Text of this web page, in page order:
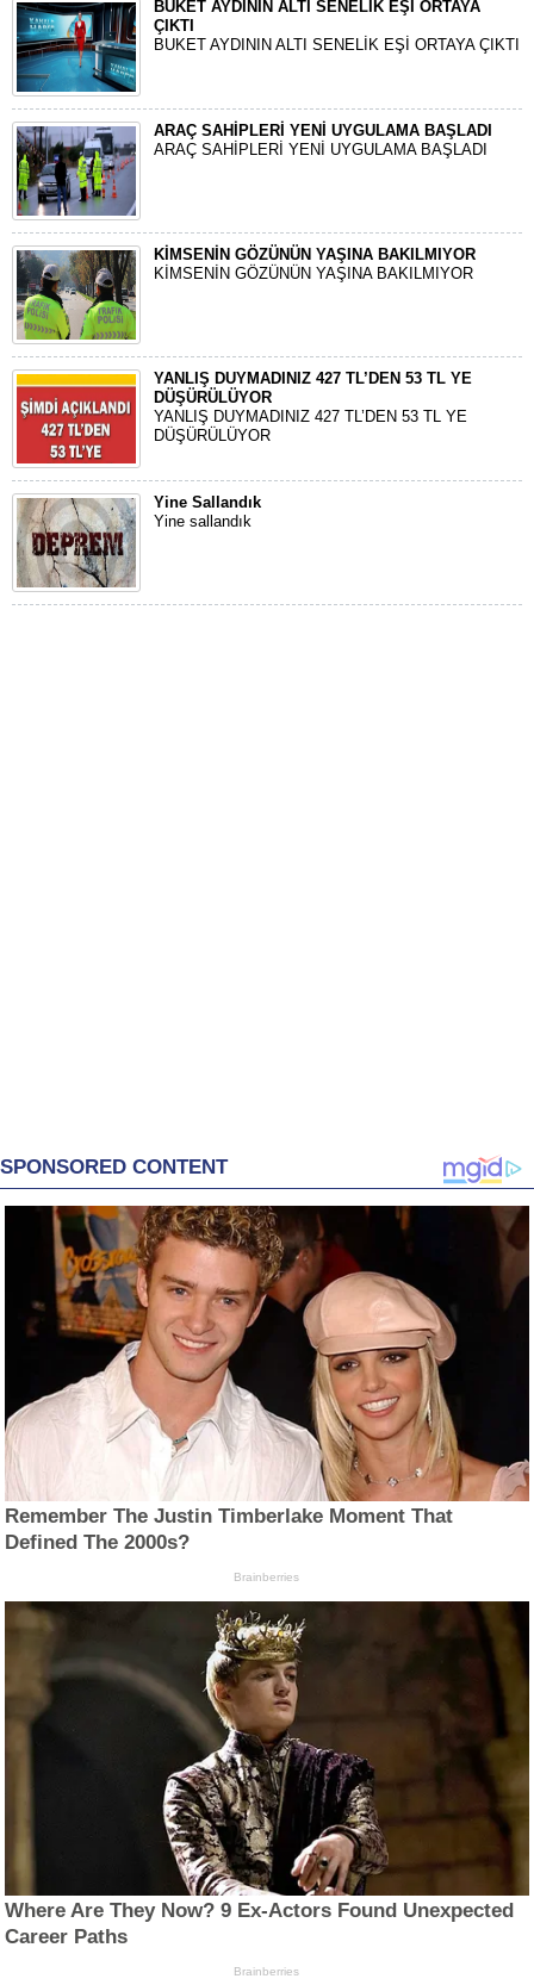
BUKET AYDININ ALTI SENELİK EŞİ ORTAYA
ÇIKTI
BUKET AYDININ ALTI SENELİK EŞİ ORTAYA ÇIKTI
ARAÇ SAHİPLERİ YENİ UYGULAMA BAŞLADI
ARAÇ SAHİPLERİ YENİ UYGULAMA BAŞLADI
KİMSENİN GÖZÜNÜN YAŞINA BAKILMIYOR
KİMSENİN GÖZÜNÜN YAŞINA BAKILMIYOR
YANLIŞ DUYMADINIZ 427 TL’DEN 53 TL YE
DÜŞÜRÜLÜYOR
YANLIŞ DUYMADINIZ 427 TL’DEN 53 TL YE
DÜŞÜRÜLÜYOR
Yine Sallandık
Yine sallandık